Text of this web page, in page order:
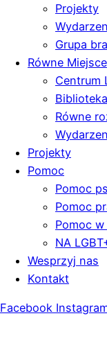
Projekty
Grupa
Równe Miejsce
Centrum
Równe
Projekty
Pomoc
Pomoc
Pomoc
Pomoc
NA
Wesprzyj nas
Kontakt
Facebook